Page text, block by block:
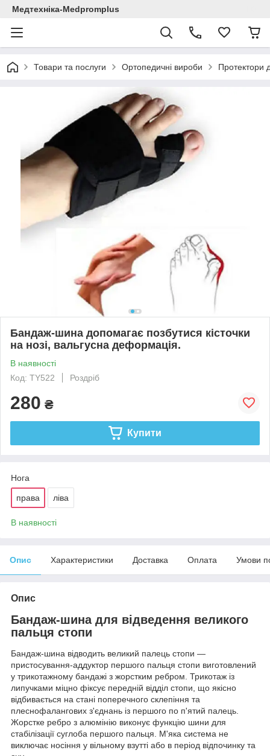
Медтехніка-Medpromplus
Товари та послуги Ортопедичні вироби Протектори
Бандаж-шина допомагає позбутися кісточки
на нозі, вальгусна деформація.
В наявності
Код: TY522
Роздріб
280 ₴
Купити
Нога
права ліва
В наявності
Опис Характеристики Доставка Оплата Умови
Опис
Бандаж-шина для відведення великого
пальця стопи
Бандаж-шина відводить великий палець стопи —
пристосування-аддуктор першого пальця стопи виготовлений
у трикотажному бандажі з жорстким ребром. Трикотаж із
липучками міцно фіксує передній відділ стопи, що якісно
відбивається на стані поперечного склепіння та
плеснофалангових з'єднань із першого по п'ятий палець.
Жорстке ребро з алюмінію виконує функцію шини для
стабілізації суглоба першого пальця. М'яка система не
виключає носіння у вільному взутті або в період відпочинку та